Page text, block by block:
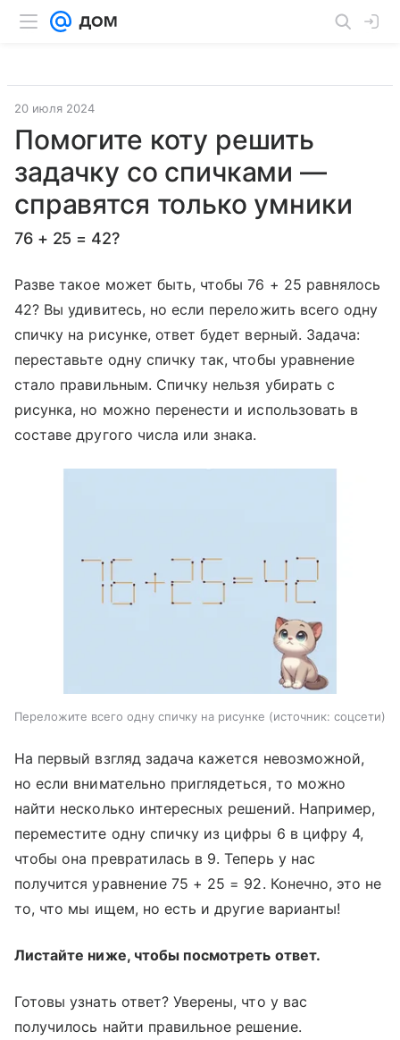
20 июля 2024
Помогите коту решить
задачку со спичками —
справятся только умники
76 + 25 = 42?
Разве такое может быть, чтобы 76 + 25 равнялось
42? Вы удивитесь, но если переложить всего одну
спичку на рисунке, ответ будет верный. Задача:
переставьте одну спичку так, чтобы уравнение
стало правильным. Спичку нельзя убирать с
рисунка, но можно перенести и использовать в
составе другого числа или знака.
Переложите всего одну спичку на рисунке источник: соцсети
На первый взгляд задача кажется невозможной,
но если внимательно приглядеться, то можно
найти несколько интересных решений. Например,
переместите одну спичку из цифры 6 в цифру 4,
чтобы она превратилась в 9. Теперь у нас
получится уравнение 75 + 25 = 92. Конечно, это не
то, что мы ищем, но есть и другие варианты!
Листайте ниже, чтобы посмотреть ответ.
Готовы узнать ответ? Уверены, что у вас
получилось найти правильное решение.